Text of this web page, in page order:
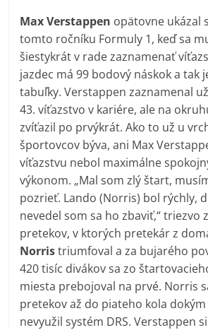
Max Verstappen opätovne ukázal
tomto ročníku Formuly 1, keď sa
šiestykrát v rade zaznamenať
jazdec má 99 bodový náskok a tak
tabuľky. Verstappen zaznamenal
43. víťazstvo v kariére, ale na
zvíťazil po prvýkrát. Ako to už u
športovcov býva, ani Max
víťazstvu nebol maximálne
výkonom. „Mal som zlý štart,
pozrieť. Lando (Norris) bol rýchly,
nevedel som sa ho zbaviť,“ triezvo
pretekov, v ktorých pretekár z
Norristriumfoval a za bujarého
420 tisíc divákov sa zo
miesta prebojoval na prvé. Norris
pretekov až do piateho kola
nevyužil systém DRS. Verstappen